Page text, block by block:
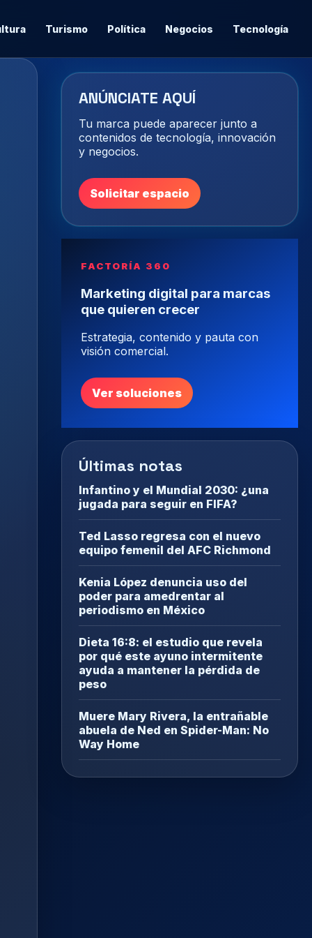
Turismo Política Negocios Tecnología
ANÚNCIATE AQUÍ
Tu marca puede aparecer junto a
contenidos de tecnología, innovación
y negocios.
Solicitar espacio
FACTORÍA 360
Marketing digital para marcas
que quieren crecer
Estrategia, contenido y pauta con
visión comercial.
Ver soluciones
Últimas notas
Infantino y el Mundial 2030: ¿una
jugada para seguir en FIFA?
Ted Lasso regresa con el nuevo
equipo femenil del AFC Richmond
Kenia López denuncia uso del
poder para amedrentar al
periodismo en México
Dieta 16:8: el estudio que revela
por qué este ayuno intermitente
ayuda a mantener la pérdida de
peso
Muere Mary Rivera, la entrañable
abuela de Ned en Spider-Man: No
Way Home